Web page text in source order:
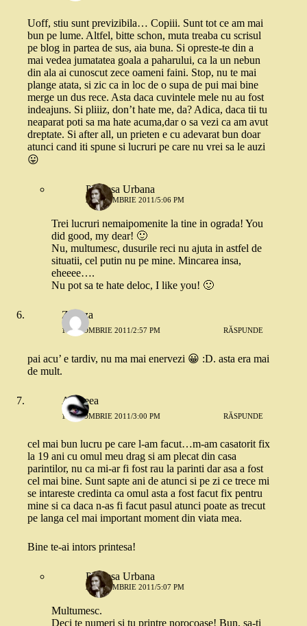
Uoff, stiu sunt previzibila… Copiii. Sunt tot ce am mai
bun pe lume. Altfel, bitte schon, muta treaba cu scrisul
pe blog in partea de sus, aia buna. Si opreste-te din a
mai vedea jumatatea goala a paharului, ca la un nebun
din ala ai cunoscut zece oameni faini. Stop, nu te mai
plange atata, si zic ca in loc de o supa de pui mai bine
merge un dus rece. Asta daca cuvintele mele nu au fost
indeajuns. Si pliiiz, don’t hate me, da? Adica, daca tii tu
neaparat poti sa ma hate acuma,dar o sa vezi ca am avut
dreptate. Si after all, un prieten e cu adevarat bun doar
atunci cand iti spune si lucruri pe care nu vrei sa le auzi
😛
Printesa Urbana
2 OCTOMBRIE 2011/5:06 PM
Trei lucruri nemaipomenite la tine in ograda! You
did good, my dear! 🙂
Nu, multumesc, dusurile reci nu ajuta in astfel de
situatii, cel putin nu pe mine. Mincarea insa,
eheeee….
Nu pot sa te hate deloc, I like you! 🙂
Zazuza
1 OCTOMBRIE 2011/2:57 PM RĂSPUNDE
pai acu’ e tardiv, nu ma mai enervezi 😀 :D. asta era mai
de mult.
Andreea
1 OCTOMBRIE 2011/3:00 PM RĂSPUNDE
cel mai bun lucru pe care l-am facut…m-am casatorit fix
la 19 ani cu omul meu drag si am plecat din casa
parintilor, nu ca mi-ar fi fost rau la parinti dar asa a fost
cel mai bine. Sunt sapte ani de atunci si pe zi ce trece mi
se intareste credinta ca omul asta a fost facut fix pentru
mine si ca daca n-as fi facut pasul atunci poate as trecut
pe langa cel mai important moment din viata mea.
Bine te-ai intors printesa!
Printesa Urbana
2 OCTOMBRIE 2011/5:07 PM
Multumesc.
Deci te numeri si tu printre norocoase! Bun, sa-ti